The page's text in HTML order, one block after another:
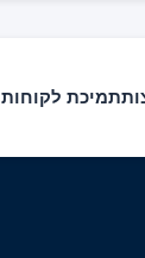
תמיכת לקוחות